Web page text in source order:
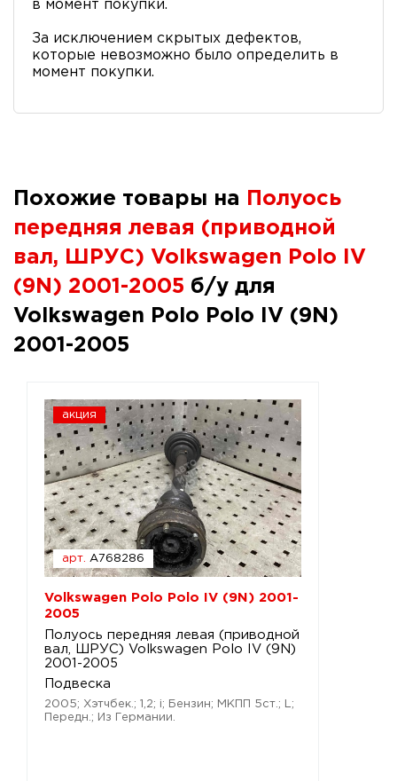
в момент покупки.
За исключением скрытых дефектов,
которые невозможно было определить в
момент покупки.
Похожие товары на
Полуось
передняя левая (приводной
вал, ШРУС) Volkswagen Polo IV
(9N) 2001-2005 б/у для
Volkswagen Polo Polo IV (9N)
2001-2005
акция
арт. A768286
Volkswagen Polo Polo IV (9N) 2001-
2005
Полуось передняя левая (приводной
вал, ШРУС) Volkswagen Polo IV (9N)
2001-2005
Подвеска
2005; Хэтчбек.; 1,2; i; Бензин; МКПП 5ст.; L;
Передн.; Из Германии.